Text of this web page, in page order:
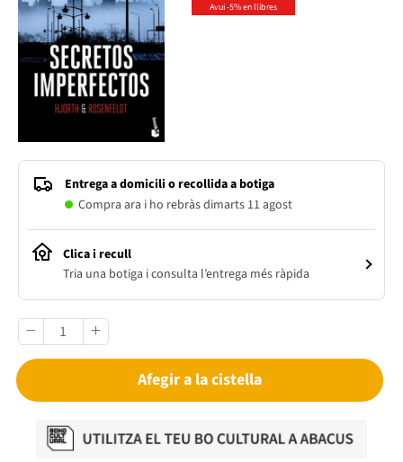
Avui -5% en llibres
Entrega a domicili o recollida a botiga
Compra ara i ho rebràs dimarts 11 agost
Clica i recull
Tria una botiga i consulta l’entrega més ràpida
Afegir a la cistella